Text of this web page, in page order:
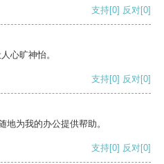
支持[0] 反对[0]
心旷神怡。
支持[0] 反对[0]
地为我的办公提供帮助。
支持[0] 反对[0]